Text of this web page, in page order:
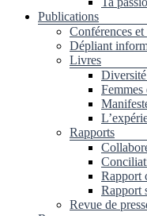
Publications
Conférences
Dépliant
Livres
Diversité
Rapports
Rapport
Rapport
Revue de